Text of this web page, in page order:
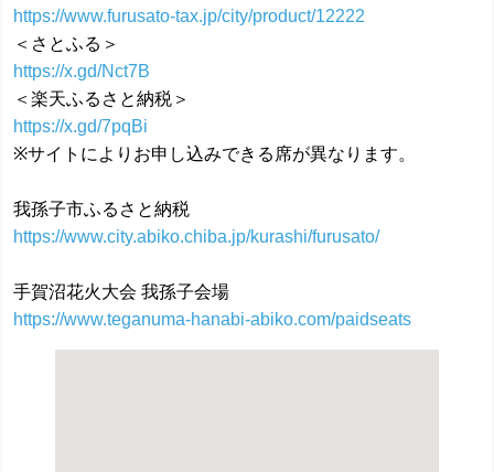
https://www.furusato-tax.jp/city/product/12222
＜さとふる＞
https://x.gd/Nct7B
＜楽天ふるさと納税＞
https://x.gd/7pqBi
※サイトによりお申し込みできる席が異なります。
我孫子市ふるさと納税
https://www.city.abiko.chiba.jp/kurashi/furusato/
手賀沼花火大会 我孫子会場
https://www.teganuma-hanabi-abiko.com/paidseats